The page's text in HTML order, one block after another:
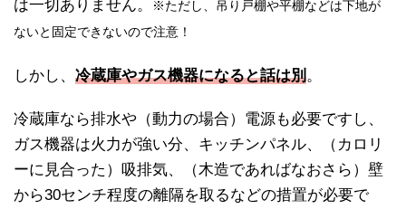
は一切ありません。
※ただし、吊り戸棚や平棚などは下地が
ないと固定できないので注意！
しかし、 冷蔵庫やガス機器になると話は別。
冷蔵庫なら排水や（動力の場合）電源も必要ですし、
ガス機器は火力が強い分、キッチンパネル、（カロリ
ーに見合った）吸排気、（木造であればなおさら）壁
から30センチ程度の離隔を取るなどの措置が必要で